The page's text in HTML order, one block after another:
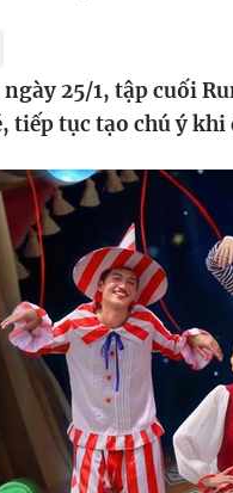
gian văn hóa
đổi số
Chậm
Bé
Các
khác
25/1, tập cuối
tiếp tục tạo chú ý